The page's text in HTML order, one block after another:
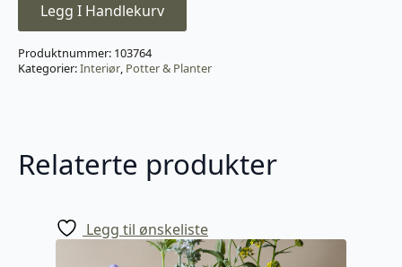
Legg I Handlekurv
Produktnummer: 103764
Kategorier:Interiør, Potter & Planter
Relaterte produkter
Legg til ønskeliste